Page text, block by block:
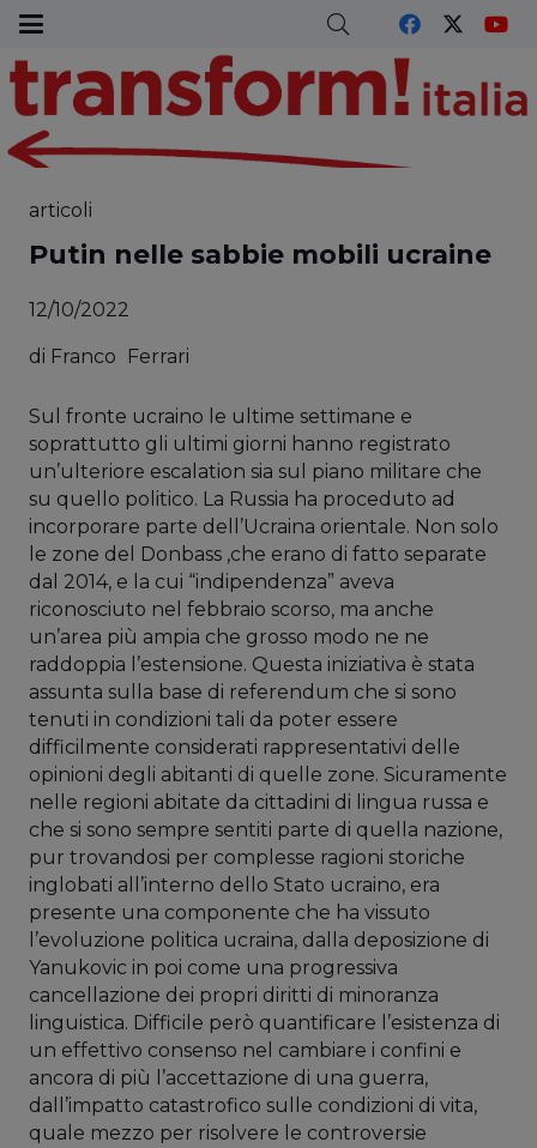
articoli
Putin nelle sabbie mobili ucraine
12/10/2022
di Franco Ferrari
Sul fronte ucraino le ultime settimane e
soprattutto gli ultimi giorni hanno registrato
un’ulteriore escalation sia sul piano militare che
su quello politico. La Russia ha proceduto ad
incorporare parte dell’Ucraina orientale. Non solo
le zone del Donbass ,che erano di fatto separate
dal 2014, e la cui “indipendenza” aveva
riconosciuto nel febbraio scorso, ma anche
un’area più ampia che grosso modo ne ne
raddoppia l’estensione. Questa iniziativa è stata
assunta sulla base di referendum che si sono
tenuti in condizioni tali da poter essere
difficilmente considerati rappresentativi delle
opinioni degli abitanti di quelle zone. Sicuramente
nelle regioni abitate da cittadini di lingua russa e
che si sono sempre sentiti parte di quella nazione,
pur trovandosi per complesse ragioni storiche
inglobati all’interno dello Stato ucraino, era
presente una componente che ha vissuto
l’evoluzione politica ucraina, dalla deposizione di
Yanukovic in poi come una progressiva
cancellazione dei propri diritti di minoranza
linguistica. Difficile però quantificare l’esistenza di
un effettivo consenso nel cambiare i confini e
ancora di più l’accettazione di una guerra,
dall’impatto catastrofico sulle condizioni di vita,
quale mezzo per risolvere le controversie